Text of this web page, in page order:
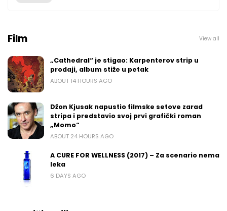
Film View all
„Cathedral“ je stigao: Karpenterov strip u
prodaji, album stiže u petak
ABOUT 14 HOURS AGO
Džon Kjusak napustio filmske setove zarad
stripa i predstavio svoj prvi grafički roman
„Momo“
ABOUT 24 HOURS AGO
A CURE FOR WELLNESS (2017) – Za scenario nema
leka
6 DAYS AGO